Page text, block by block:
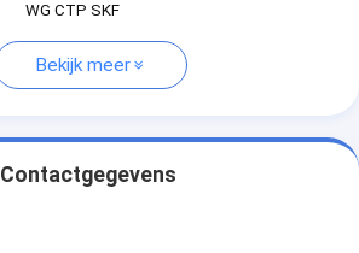
WG CTP SKF
Bekijk meer
Contactgegevens